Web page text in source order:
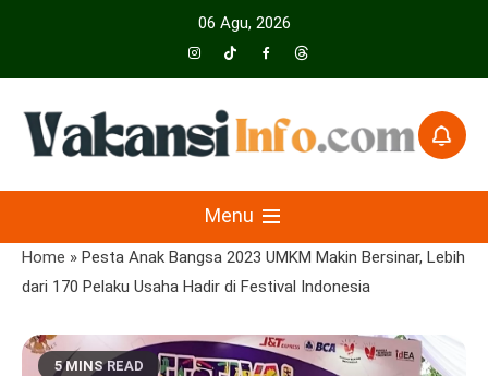
06 Agu, 2026
VakansiinfoMenu
Home » Pesta Anak Bangsa 2023 UMKM Makin Bersinar, Lebih
dari 170 Pelaku Usaha Hadir di Festival Indonesia
5 MINS READ